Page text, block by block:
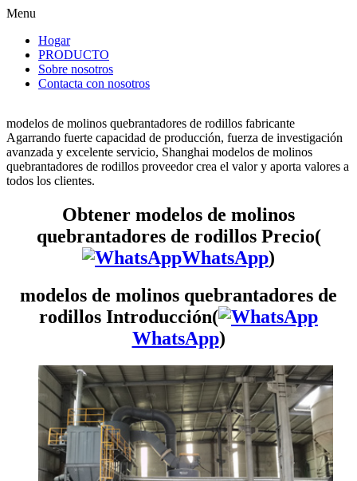
Menu
Hogar
PRODUCTO
Sobre nosotros
Contacta con nosotros
modelos de molinos quebrantadores de rodillos fabricante
Agarrando fuerte capacidad de producción, fuerza de investigación
avanzada y excelente servicio, Shanghai modelos de molinos
quebrantadores de rodillos proveedor crea el valor y aporta valores a
todos los clientes.
Obtener modelos de molinos
quebrantadores de rodillos Precio(
WhatsApp)
modelos de molinos quebrantadores de
rodillos Introducción(
WhatsApp)